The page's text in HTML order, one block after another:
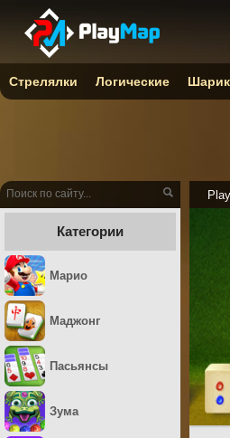
Категории
Марио
Маджонг
Пасьянсы
Зума
Стрелялки Логические